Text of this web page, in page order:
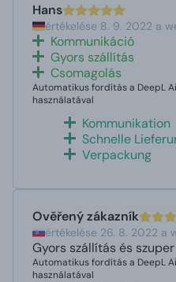
Hans
értékelése 8. 9. 2022 a
Kommunikáció
Gyors szállítás
Csomagolás
Automatikus fordítás a DeepL Ai
használatával
Kommunikation
Schnelle
Verpackung
Ověřený zákazník
értékelése 26. 8. 2022 a
Gyors szállítás és
Automatikus fordítás a DeepL Ai
használatával